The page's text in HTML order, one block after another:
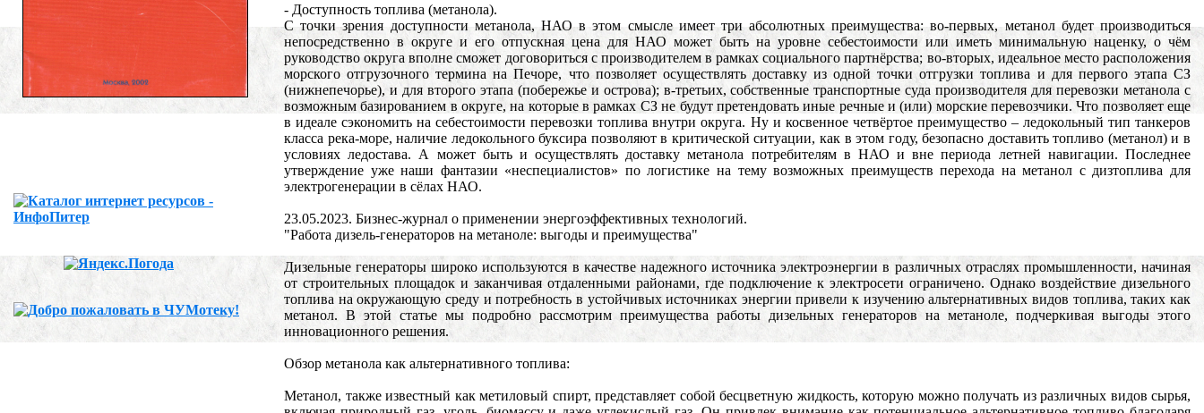
- Доступность топлива (метанола).
С точки зрения доступности метанола, НАО в этом смысле имеет три абсолютных преимущества: во-первых, метанол будет производиться
непосредственно в округе и его отпускная цена для НАО может быть на уровне себестоимости или иметь минимальную наценку, о чём
руководство округа вполне сможет договориться с производителем в рамках социального партнёрства; во-вторых, идеальное место расположения
морского отгрузочного термина на Печоре, что позволяет осуществлять доставку из одной точки отгрузки топлива и для первого этапа СЗ
(нижнепечорье), и для второго этапа (побережье и острова); в-третьих, собственные транспортные суда производителя для перевозки метанола с
возможным базированием в округе, на которые в рамках СЗ не будут претендовать иные речные и (или) морские перевозчики. Что позволяет еще
в идеале сэкономить на себестоимости перевозки топлива внутри округа. Ну и косвенное четвёртое преимущество – ледокольный тип танкеров
класса река-море, наличие ледокольного буксира позволяют в критической ситуации, как в этом году, безопасно доставить топливо (метанол) и в
условиях ледостава. А может быть и осуществлять доставку метанола потребителям в НАО и вне периода летней навигации. Последнее
утверждение уже наши фантазии «неспециалистов» по логистике на тему возможных преимуществ перехода на метанол с дизтоплива для
электрогенерации в сёлах НАО.
23.05.2023. Бизнес-журнал о применении энергоэффективных технологий.
"Работа дизель-генераторов на метаноле: выгоды и преимущества"
Дизельные генераторы широко используются в качестве надежного источника электроэнергии в различных отраслях промышленности, начиная
от строительных площадок и заканчивая отдаленными районами, где подключение к электросети ограничено. Однако воздействие дизельного
топлива на окружающую среду и потребность в устойчивых источниках энергии привели к изучению альтернативных видов топлива, таких как
метанол. В этой статье мы подробно рассмотрим преимущества работы дизельных генераторов на метаноле, подчеркивая выгоды этого
инновационного решения.
Обзор метанола как альтернативного топлива:
Метанол, также известный как метиловый спирт, представляет собой бесцветную жидкость, которую можно получать из различных видов сырья,